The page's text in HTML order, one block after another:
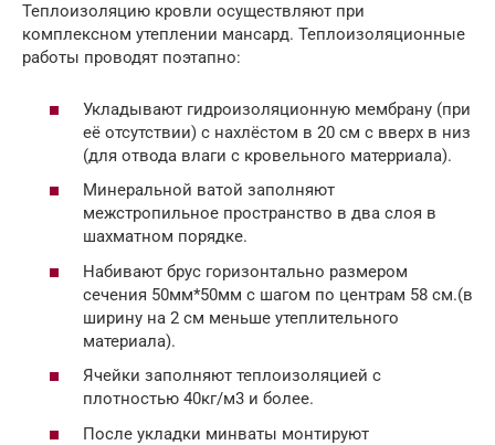
Теплоизоляцию кровли осуществляют при
комплексном утеплении мансард. Теплоизоляционные
работы проводят поэтапно:
Укладывают гидроизоляционную мембрану (при
её отсутствии) с нахлёстом в 20 см с вверх в низ
(для отвода влаги с кровельного матерриала).
Минеральной ватой заполняют
межстропильное пространство в два слоя в
шахматном порядке.
Набивают брус горизонтально размером
сечения 50мм*50мм с шагом по центрам 58 см.(в
ширину на 2 см меньше утеплительного
материала).
Ячейки заполняют теплоизоляцией с
плотностью 40кг/м3 и более.
После укладки минваты монтируют